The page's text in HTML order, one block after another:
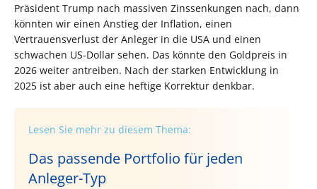
Präsident Trump nach massiven Zinssenkungen nach, dann
könnten wir einen Anstieg der Inflation, einen
Vertrauensverlust der Anleger in die USA und einen
schwachen US-Dollar sehen. Das könnte den Goldpreis in
2026 weiter antreiben. Nach der starken Entwicklung in
2025 ist aber auch eine heftige Korrektur denkbar.
Lesen Sie mehr zu diesem Thema:
Das passende Portfolio für jeden
Anleger-Typ